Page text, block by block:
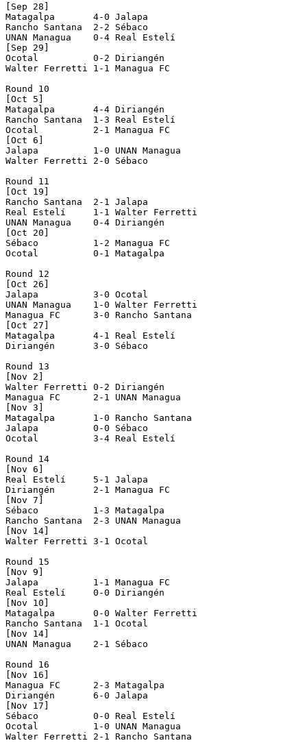
[Sep 28]
Matagalpa       4-0 Jalapa
Rancho Santana  2-2 Sébaco
UNAN Managua    0-4 Real Estelí
[Sep 29]
Ocotal          0-2 Diriangén
Walter Ferretti 1-1 Managua FC
Round 10
[Oct 5]
Matagalpa       4-4 Diriangén
Rancho Santana  1-3 Real Estelí
Ocotal          2-1 Managua FC
[Oct 6]
Jalapa          1-0 UNAN Managua
Walter Ferretti 2-0 Sébaco
Round 11
[Oct 19]
Rancho Santana  2-1 Jalapa
Real Estelí     1-1 Walter Ferretti
UNAN Managua    0-4 Diriangén
[Oct 20]
Sébaco          1-2 Managua FC
Ocotal          0-1 Matagalpa
Round 12
[Oct 26]
Jalapa          3-0 Ocotal
UNAN Managua    1-0 Walter Ferretti
Managua FC      3-0 Rancho Santana
[Oct 27]
Matagalpa       4-1 Real Estelí
Diriangén       3-0 Sébaco
Round 13
[Nov 2]
Walter Ferretti 0-2 Diriangén
Managua FC      2-1 UNAN Managua
[Nov 3]
Matagalpa       1-0 Rancho Santana
Jalapa          0-0 Sébaco
Ocotal          3-4 Real Estelí
Round 14
[Nov 6]
Real Estelí     5-1 Jalapa
Diriangén       2-1 Managua FC
[Nov 7]
Sébaco          1-3 Matagalpa
Rancho Santana  2-3 UNAN Managua
[Nov 14]
Walter Ferretti 3-1 Ocotal
Round 15
[Nov 9]
Jalapa          1-1 Managua FC
Real Estelí     0-0 Diriangén
[Nov 10]
Matagalpa       0-0 Walter Ferretti
Rancho Santana  1-1 Ocotal
[Nov 14]
UNAN Managua    2-1 Sébaco
Round 16
[Nov 16]
Managua FC      2-3 Matagalpa
Diriangén       6-0 Jalapa
[Nov 17]
Sébaco          0-0 Real Estelí
Ocotal          1-0 UNAN Managua
Walter Ferretti 2-1 Rancho Santana